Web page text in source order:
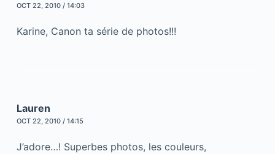
OCT 22, 2010 / 14:03
Karine, Canon ta série de photos!!!
Lauren
OCT 22, 2010 / 14:15
J’adore…! Superbes photos, les couleurs,